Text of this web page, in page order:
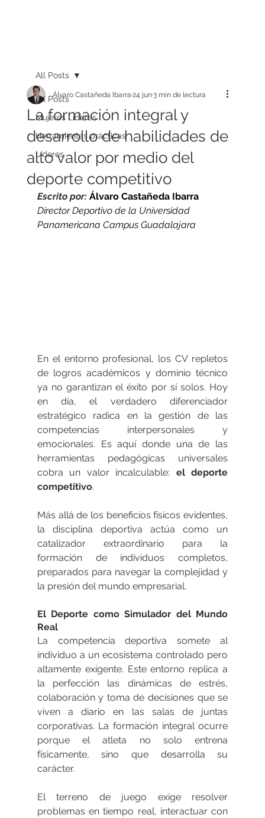
All Posts
Mujeres Líderes
Herramientas prácticas
Líderes
All Posts
La formación integral y
desarrollo de habilidades de
alto valor por medio del
deporte competitivo
Álvaro Castañeda Ibarra24 jun3 min de lectura
Escrito por: Álvaro Castañeda Ibarra
Director Deportivo de la Universidad
Panamericana Campus Guadalajara
En el entorno profesional, los CV repletos
de logros académicos y dominio técnico
ya no garantizan el éxito por sí solos. Hoy
en día, el verdadero diferenciador
estratégico radica en la gestión de las
competencias interpersonales y
emocionales. Es aquí donde una de las
herramientas pedagógicas universales
cobra un valor incalculable: el deporte
competitivo.
Más allá de los beneficios físicos evidentes,
la disciplina deportiva actúa como un
catalizador extraordinario para la
formación de individuos completos,
preparados para navegar la complejidad y
la presión del mundo empresarial.
El Deporte como Simulador del Mundo
Real
La competencia deportiva somete al
individuo a un ecosistema controlado pero
altamente exigente. Este entorno replica a
la perfección las dinámicas de estrés,
colaboración y toma de decisiones que se
viven a diario en las salas de juntas
corporativas. La formación integral ocurre
porque el atleta no solo entrena
físicamente, sino que desarrolla su
carácter.
El terreno de juego exige resolver
problemas en tiempo real, interactuar con